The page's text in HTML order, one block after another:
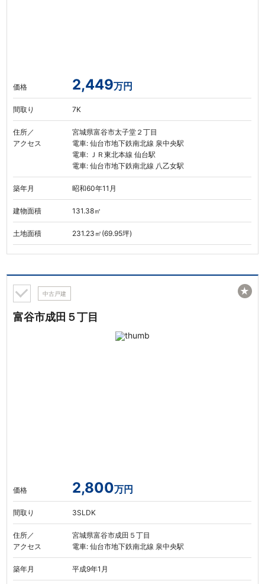
価格 2,449万円
間取り 7K
住所／
アクセス
宮城県富谷市太子堂２丁目
電車: 仙台市地下鉄南北線 泉中央駅
電車: ＪＲ東北本線 仙台駅
電車: 仙台市地下鉄南北線 八乙女駅
築年月 昭和60年11月
建物面積 131.38㎡
土地面積 231.23㎡(69.95坪)
中古戸建
富谷市成田５丁目
価格 2,800万円
間取り 3SLDK
住所／
アクセス
宮城県富谷市成田５丁目
電車: 仙台市地下鉄南北線 泉中央駅
築年月 平成9年1月
★